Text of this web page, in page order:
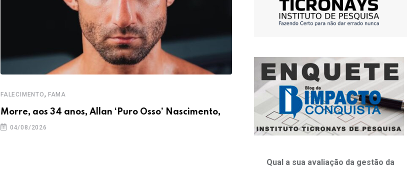
FALECIMENTO, FAMA
Morre, aos 34 anos, Allan ‘Puro Osso’ Nascimento,
04/08/2026
DIA A DIA FAMA
Com salário de R$ 35 milhões por ano,
22/07/2026
Qual a sua avaliação da gestão da